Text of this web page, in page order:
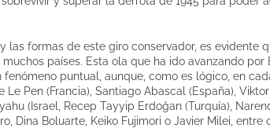
las formas de este giro conservador, es evidente
países. Esta ola que ha ido avanzando
puntual, aunque, como es lógico, en
Le Pen (Francia), Santiago Abascal (España),
(Israel, Recep Tayyip Erdoğan (Turquía),
Dina Boluarte, Keiko Fujimori o Javier Milei,